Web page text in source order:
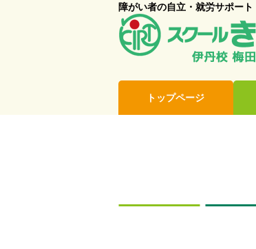
障がい者の自立・就労サポート
トップページ